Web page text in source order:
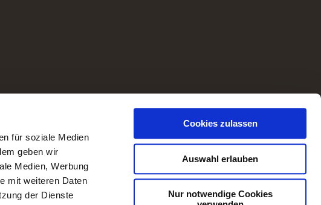
für soziale Medien
geben wir
Medien, Werbung
mit weiteren Daten
der Dienste
Cookies zulassen
Auswahl erlauben
Nur notwendige Cookies